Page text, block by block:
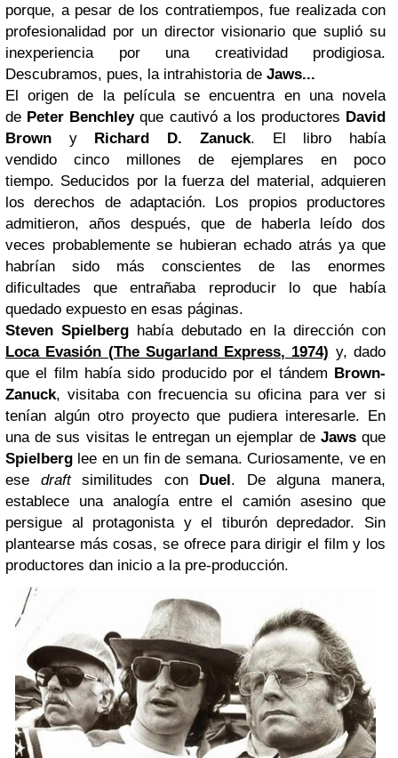
porque, a pesar de los contratiempos, fue realizada con
profesionalidad por un director visionario que suplió su
inexperiencia por una creatividad prodigiosa.
Descubramos, pues, la intrahistoria de Jaws...
El origen de la película se encuentra en una novela
de Peter Benchleyque cautivó a los productores David
Brown y Richard D. Zanuck. El libro había
vendido cinco millones de ejemplares en poco
tiempo. Seducidos por la fuerza del material, adquieren
los derechos de adaptación. Los propios productores
admitieron, años después, que de haberla leído dos
veces probablemente se hubieran echado atrás ya que
habrían sido más conscientes de las enormes
dificultades que entrañaba reproducir lo que había
quedado expuesto en esas páginas.
Steven Spielberg había debutado en la dirección con
Loca Evasión (The Sugarland Express, 1974) y, dado
que el film había sido producido por el tándem Brown-
Zanuck, visitaba con frecuencia su oficina para ver si
tenían algún otro proyecto que pudiera interesarle. En
una de sus visitas le entregan un ejemplar de Jawsque
Spielberg lee en un fin de semana. Curiosamente, ve en
ese draftsimilitudes con Duel. De alguna manera,
establece una analogía entre el camión asesino que
persigue al protagonista y el tiburón depredador. Sin
plantearse más cosas, se ofrece para dirigir el film y los
productores dan inicio a la pre-producción.